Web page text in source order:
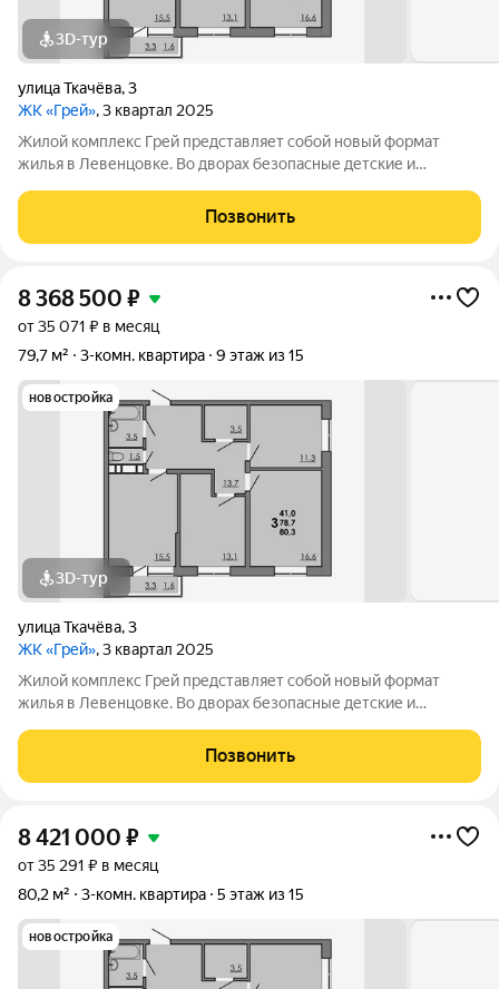
3D-тур
улица Ткачёва,3
ЖК «Грей», 3 квартал 2025
Жилой комплекс Грей представляет собой новый формат
жилья в Левенцовке. Во дворах безопасные детские и
другое. Большая территория под гостевую парковку, теплый
подземный паркинг. На территории
Позвонить
8 368 500 ₽
от 35 071 ₽ в месяц
79,7 м²
3-комн. квартира 9 этаж из 15
новостройка
3D-тур
улица Ткачёва,3
ЖК «Грей», 3 квартал 2025
Жилой комплекс Грей представляет собой новый формат
жилья в Левенцовке. Во дворах безопасные детские и
другое. Большая территория под гостевую парковку, теплый
подземный паркинг. На территории
Позвонить
8 421 000 ₽
от 35 291 ₽ в месяц
80,2 м²
3-комн. квартира 5 этаж из 15
новостройка